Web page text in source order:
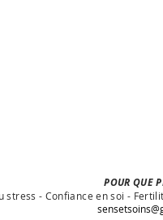
POUR QUE
stress - Confiance en soi -